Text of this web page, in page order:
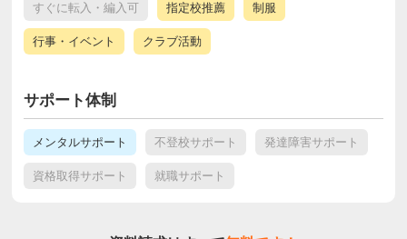
すぐに転入・編入可 指定校推薦 制服
行事・イベント クラブ活動
サポート体制
メンタルサポート 不登校サポート 発達障害サポート
資格取得サポート 就職サポート